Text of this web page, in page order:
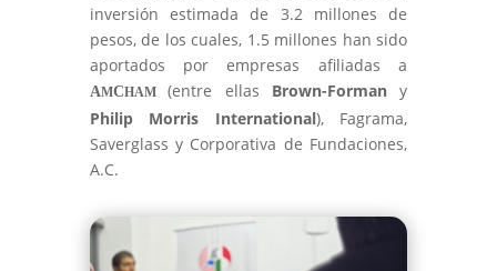
inversión estimada de 3.2 millones de
pesos, de los cuales, 1.5 millones han sido
aportados por empresas afiliadas a
AMCHAM(entre ellas Brown-Formany
Philip Morris International), Fagrama,
Saverglass y Corporativa de Fundaciones,
A.C.